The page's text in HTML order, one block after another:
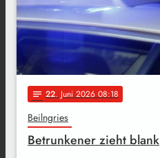
notes 22. Juni 2026 08:18
Beilngries
Betrunkener zieht blank